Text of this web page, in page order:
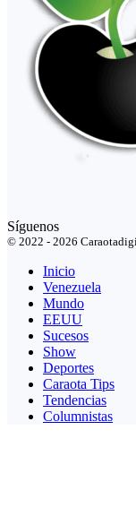
Síguenos
© 2022 - 2026
Inicio
Venezuela
Mundo
EEUU
Sucesos
Show
Deportes
Caraota Tips
Tendencias
Columnistas